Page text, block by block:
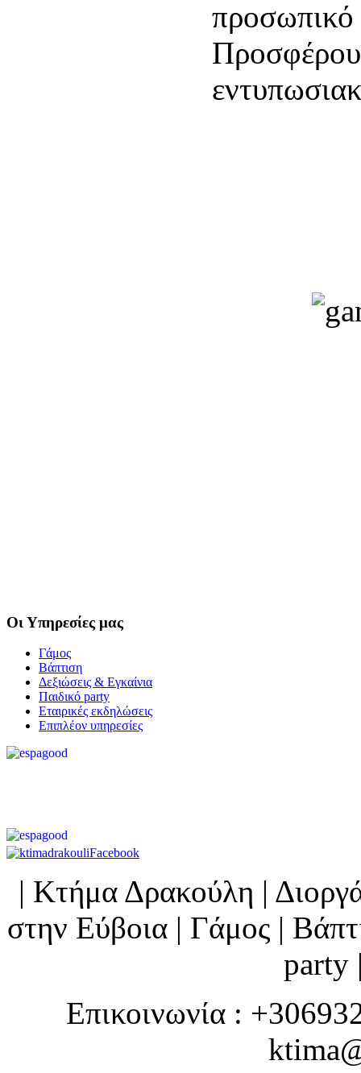
ΟιΥπηρεσίες μας
Γάμος
Βάπτιση
Δεξιώσεις & Εγκαίνια
Παιδικό party
Εταιρικές εκδηλώσεις
Επιπλέον υπηρεσίες
| Κτήμα Δρακούλη |
στην Εύβοια | Γάμος |
party
Επικοινωνία :